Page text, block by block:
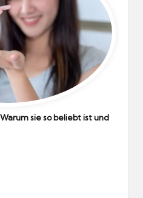
sie so beliebt ist und